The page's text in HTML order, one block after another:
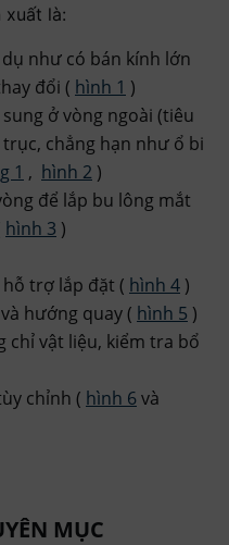
xuất là:
như có bán kính lớn
đổi ( hình 1 )
ở vòng ngoài (tiêu
chẳng hạn như ổ bi
1 , hình 2 )
để lắp bu lông mắt
hình 3 )
trợ lắp đặt ( hình 4 )
hướng quay ( hình 5 )
chỉ vật liệu, kiểm tra bổ
chỉnh ( hình 6và
MỤC